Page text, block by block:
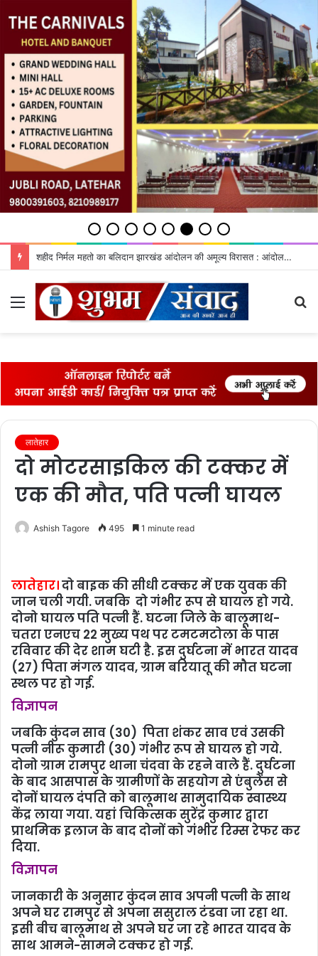
शहीद निर्मल महतो का बलिदान झारखंड आंदोलन की अमूल्य विरासत : आंदोलनकारी
Menu
लातेहार
दो मोटरसाइकिल की टक्कर में
एक की मौत, पति पत्‍नी घायल
Ashish Tagore 495 1 minute read
लातेहार।दो बाइक की सीधी टक्‍कर में एक युवक की
जान चली गयी. जबकि दो गंभीर रूप से घायल हो गये.
दोनो घायल पति पत्‍नी हैं. घटना जिले के बालूमाथ-
चतरा एनएच 22 मुख्य पथ पर टमटमटोला के पास
रविवार की देर शाम घटी है. इस दुर्घटना में भारत यादव
(27) पिता मंगल यादव, ग्राम बरियातू की मौत घटना
स्थल पर हो गई.
विज्ञापन
जबकि कुंदन साव (30) पिता शंकर साव एवं उसकी
पत्नी नीरू कुमारी (30) गंभीर रूप से घायल हो गये.
दोनो ग्राम रामपुर थाना चंदवा के रहने वाले हैं. दुर्घटना
के बाद आसपास के ग्रामीणों के सहयोग से एंबुलेंस से
दोनों घायल दंपति को बालूमाथ सामुदायिक स्वास्थ्य
केंद्र लाया गया. यहां चिकित्सक सुरेंद्र कुमार द्वारा
प्राथमिक इलाज के बाद दोनों को गंभीर रिम्स रेफर कर
दिया.
विज्ञापन
जानकारी के अनुसार कुंदन साव अपनी पत्नी के साथ
अपने घर रामपुर से अपना ससुराल टंडवा जा रहा था.
इसी बीच बालूमाथ से अपने घर जा रहे भारत यादव के
साथ आमने-सामने टक्कर हो गई.